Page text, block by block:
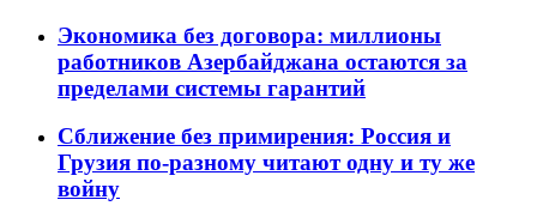
Экономика без договора: миллионы
работников Азербайджана остаются за
пределами системы гарантий
Сближение без примирения: Россия и
Грузия по-разному читают одну и ту же
войну